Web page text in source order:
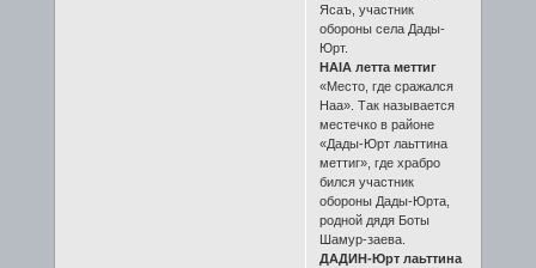
Ясаъ, участник
обороны села Дады-
Юрт.
НАIА летта меттиг
«Место, где сражался
Наа». Так называется
местечко в районе
«Дады-Юрт лаьттина
меттиг», где храбро
бился участник
обороны Дады-Юрта,
родной дядя Боты
Шамур-заева.
ДАДИН-Юрт лаьттина